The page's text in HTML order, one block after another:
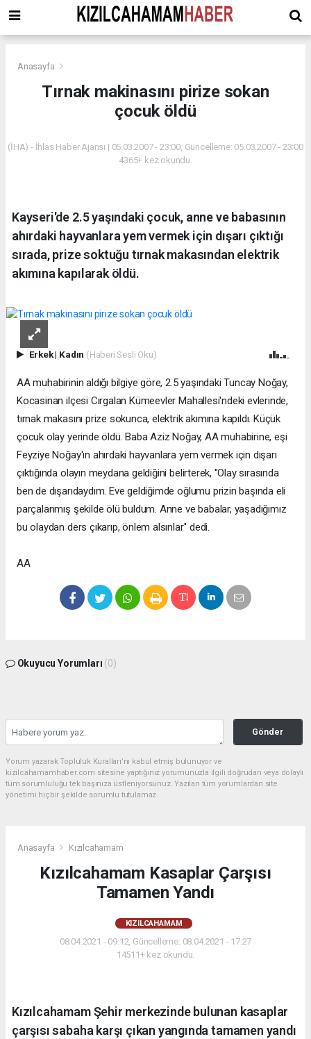
Anasayfa
Tırnak makinasını pirize sokan
çocuk öldü
(İHA) - İhlas Haber Ajansı | 05.03.2007 - 23:00, Güncelleme: 05.03.2007 - 23:00
4365+ kez okundu.
Kayseri'de 2.5 yaşındaki çocuk, anne ve babasının
ahırdaki hayvanlara yem vermek için dışarı çıktığı
sırada, prize soktuğu tırnak makasından elektrik
akımına kapılarak öldü.
Erkek| Kadın (Haberi Sesli Oku)
AA muhabirinin aldığı bilgiye göre, 2.5 yaşındaki Tuncay Noğay,
Kocasinan ilçesi Cırgalan Kümeevler Mahallesi'ndeki evlerinde,
tırnak makasını prize sokunca, elektrik akımına kapıldı. Küçük
çocuk olay yerinde öldü. Baba Aziz Noğay, AA muhabirine, eşi
Feyziye Noğay'ın ahırdaki hayvanlara yem vermek için dışarı
çıktığında olayın meydana geldiğini belirterek, ''Olay sırasında
ben de dışarıdaydım. Eve geldiğimde oğlumu prizin başında eli
parçalanmış şekilde ölü buldum. Anne ve babalar, yaşadığımız
bu olaydan ders çıkarıp, önlem alsınlar'' dedi.
AA
Okuyucu Yorumları (0)
Gönder
Yorum yazarak Topluluk Kuralları’nı kabul etmiş bulunuyor ve
kizilcahamamhaber.com sitesine yaptığınız yorumunuzla ilgili doğrudan veya dolaylı
tüm sorumluluğu tek başınıza üstleniyorsunuz. Yazılan tüm yorumlardan site
yönetimi hiçbir şekilde sorumlu tutulamaz.
Anasayfa Kızılcahamam
Kızılcahamam Kasaplar Çarşısı
Tamamen Yandı
KIZILCAHAMAM
08.04.2021 - 09:12, Güncelleme: 08.04.2021 - 17:27
14511+ kez okundu.
Kızılcahamam Şehir merkezinde bulunan kasaplar
çarşısı sabaha karşı çıkan yangında tamamen yandı